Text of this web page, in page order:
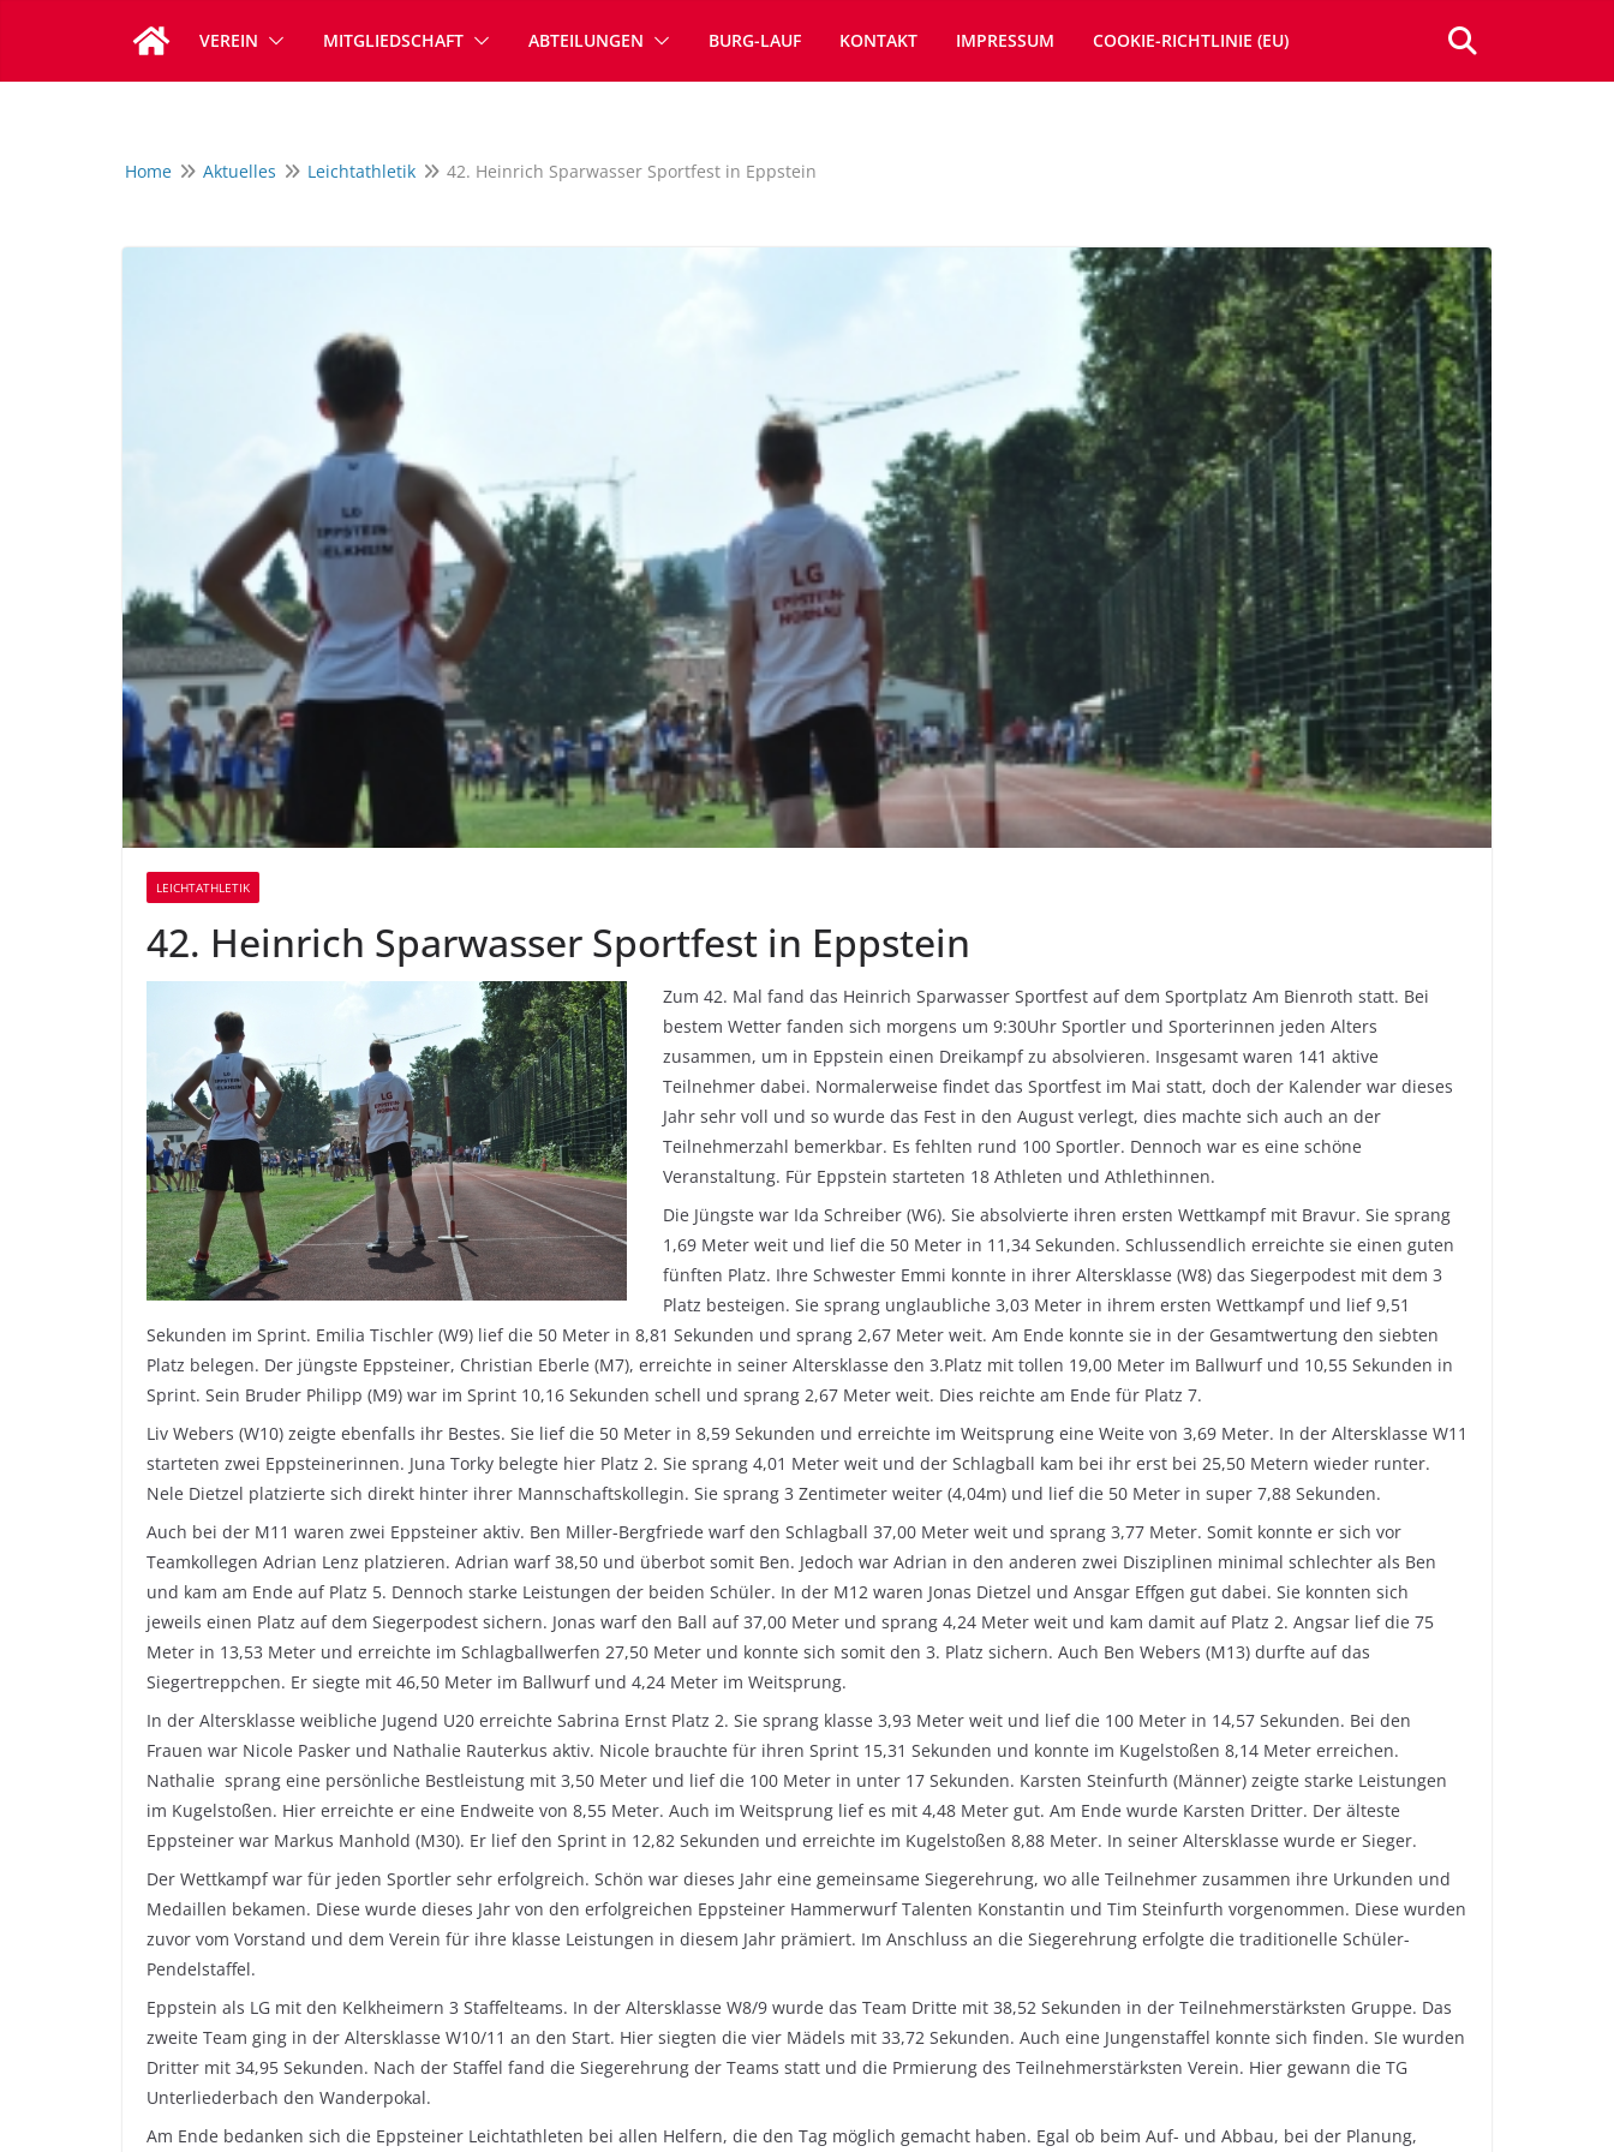
springen
VEREIN MITGLIEDSCHAFT ABTEILUNGEN BURG-LAUF KONTAKT IMPRESSUM COOKIE-RICHTLINIE (EU)
Home Aktuelles Leichtathletik 42. Heinrich Sparwasser Sportfest in Eppstein
LEICHTATHLETIK
42. Heinrich Sparwasser Sportfest in Eppstein
Zum 42. Mal fand das Heinrich Sparwasser Sportfest auf dem Sportplatz Am Bienroth statt. Bei
bestem Wetter fanden sich morgens um 9:30Uhr Sportler und Sporterinnen jeden Alters
zusammen, um in Eppstein einen Dreikampf zu absolvieren. Insgesamt waren 141 aktive
Teilnehmer dabei. Normalerweise findet das Sportfest im Mai statt, doch der Kalender war dieses
Jahr sehr voll und so wurde das Fest in den August verlegt, dies machte sich auch an der
Teilnehmerzahl bemerkbar. Es fehlten rund 100 Sportler. Dennoch war es eine schöne
Veranstaltung. Für Eppstein starteten 18 Athleten und Athlethinnen.
Die Jüngste war Ida Schreiber (W6). Sie absolvierte ihren ersten Wettkampf mit Bravur. Sie sprang
1,69 Meter weit und lief die 50 Meter in 11,34 Sekunden. Schlussendlich erreichte sie einen guten
fünften Platz. Ihre Schwester Emmi konnte in ihrer Altersklasse (W8) das Siegerpodest mit dem 3
Platz besteigen. Sie sprang unglaubliche 3,03 Meter in ihrem ersten Wettkampf und lief 9,51
Sekunden im Sprint. Emilia Tischler (W9) lief die 50 Meter in 8,81 Sekunden und sprang 2,67 Meter weit. Am Ende konnte sie in der Gesamtwertung den siebten
Platz belegen. Der jüngste Eppsteiner, Christian Eberle (M7), erreichte in seiner Altersklasse den 3.Platz mit tollen 19,00 Meter im Ballwurf und 10,55 Sekunden in
Sprint. Sein Bruder Philipp (M9) war im Sprint 10,16 Sekunden schell und sprang 2,67 Meter weit. Dies reichte am Ende für Platz 7.
Liv Webers (W10) zeigte ebenfalls ihr Bestes. Sie lief die 50 Meter in 8,59 Sekunden und erreichte im Weitsprung eine Weite von 3,69 Meter. In der Altersklasse W11
starteten zwei Eppsteinerinnen. Juna Torky belegte hier Platz 2. Sie sprang 4,01 Meter weit und der Schlagball kam bei ihr erst bei 25,50 Metern wieder runter.
Nele Dietzel platzierte sich direkt hinter ihrer Mannschaftskollegin. Sie sprang 3 Zentimeter weiter (4,04m) und lief die 50 Meter in super 7,88 Sekunden.
Auch bei der M11 waren zwei Eppsteiner aktiv. Ben Miller-Bergfriede warf den Schlagball 37,00 Meter weit und sprang 3,77 Meter. Somit konnte er sich vor
Teamkollegen Adrian Lenz platzieren. Adrian warf 38,50 und überbot somit Ben. Jedoch war Adrian in den anderen zwei Disziplinen minimal schlechter als Ben
und kam am Ende auf Platz 5. Dennoch starke Leistungen der beiden Schüler. In der M12 waren Jonas Dietzel und Ansgar Effgen gut dabei. Sie konnten sich
jeweils einen Platz auf dem Siegerpodest sichern. Jonas warf den Ball auf 37,00 Meter und sprang 4,24 Meter weit und kam damit auf Platz 2. Angsar lief die 75
Meter in 13,53 Meter und erreichte im Schlagballwerfen 27,50 Meter und konnte sich somit den 3. Platz sichern. Auch Ben Webers (M13) durfte auf das
Siegertreppchen. Er siegte mit 46,50 Meter im Ballwurf und 4,24 Meter im Weitsprung.
In der Altersklasse weibliche Jugend U20 erreichte Sabrina Ernst Platz 2. Sie sprang klasse 3,93 Meter weit und lief die 100 Meter in 14,57 Sekunden. Bei den
Frauen war Nicole Pasker und Nathalie Rauterkus aktiv. Nicole brauchte für ihren Sprint 15,31 Sekunden und konnte im Kugelstoßen 8,14 Meter erreichen.
Nathalie sprang eine persönliche Bestleistung mit 3,50 Meter und lief die 100 Meter in unter 17 Sekunden. Karsten Steinfurth (Männer) zeigte starke Leistungen
im Kugelstoßen. Hier erreichte er eine Endweite von 8,55 Meter. Auch im Weitsprung lief es mit 4,48 Meter gut. Am Ende wurde Karsten Dritter. Der älteste
Eppsteiner war Markus Manhold (M30). Er lief den Sprint in 12,82 Sekunden und erreichte im Kugelstoßen 8,88 Meter. In seiner Altersklasse wurde er Sieger.
Der Wettkampf war für jeden Sportler sehr erfolgreich. Schön war dieses Jahr eine gemeinsame Siegerehrung, wo alle Teilnehmer zusammen ihre Urkunden und
Medaillen bekamen. Diese wurde dieses Jahr von den erfolgreichen Eppsteiner Hammerwurf Talenten Konstantin und Tim Steinfurth vorgenommen. Diese wurden
zuvor vom Vorstand und dem Verein für ihre klasse Leistungen in diesem Jahr prämiert. Im Anschluss an die Siegerehrung erfolgte die traditionelle Schüler-
Pendelstaffel.
Eppstein als LG mit den Kelkheimern 3 Staffelteams. In der Altersklasse W8/9 wurde das Team Dritte mit 38,52 Sekunden in der Teilnehmerstärksten Gruppe. Das
zweite Team ging in der Altersklasse W10/11 an den Start. Hier siegten die vier Mädels mit 33,72 Sekunden. Auch eine Jungenstaffel konnte sich finden. SIe wurden
Dritter mit 34,95 Sekunden. Nach der Staffel fand die Siegerehrung der Teams statt und die Prmierung des Teilnehmerstärksten Verein. Hier gewann die TG
Unterliederbach den Wanderpokal.
Am Ende bedanken sich die Eppsteiner Leichtathleten bei allen Helfern, die den Tag möglich gemacht haben. Egal ob beim Auf- und Abbau, bei der Planung,